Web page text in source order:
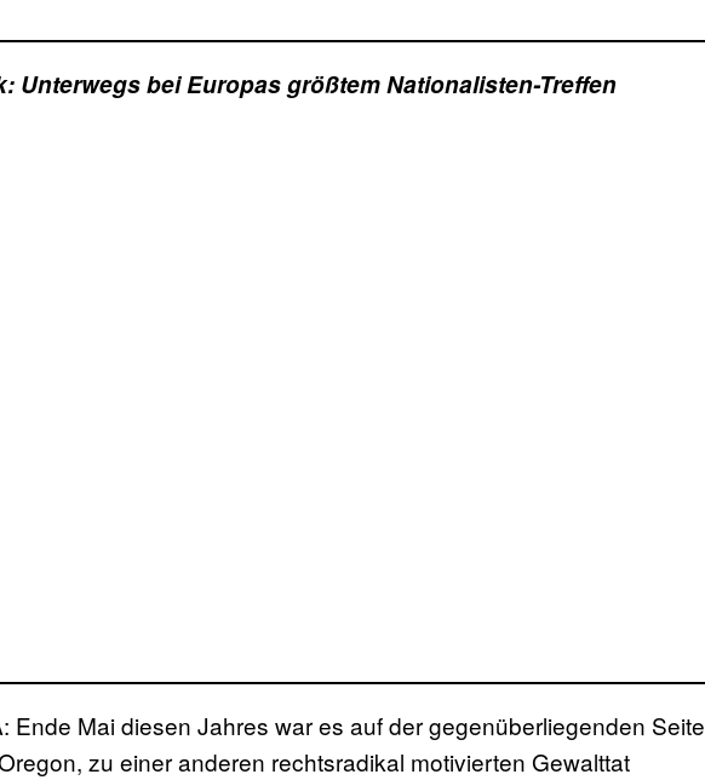
Unterwegs bei Europas größtem Nationalisten-Treffen
Ende Mai diesen Jahres war es auf der gegenüberliegenden Seite
zu einer anderen rechtsradikal motivierten Gewalttat